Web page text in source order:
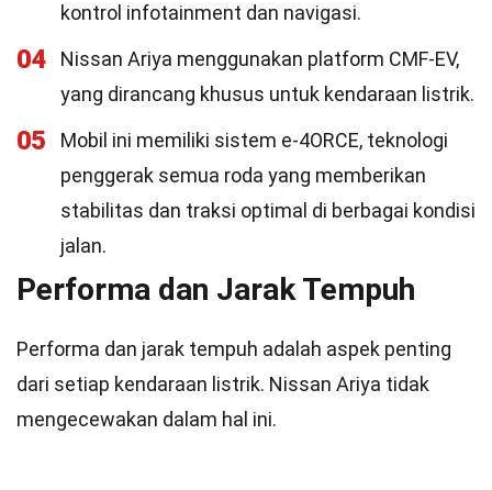
kontrol infotainment dan navigasi.
04
Nissan Ariya menggunakan platform CMF-EV,
yang dirancang khusus untuk kendaraan listrik.
05
Mobil ini memiliki sistem e-4ORCE, teknologi
penggerak semua roda yang memberikan
stabilitas dan traksi optimal di berbagai kondisi
jalan.
Performa dan Jarak Tempuh
Performa dan jarak tempuh adalah aspek penting
dari setiap kendaraan listrik. Nissan Ariya tidak
mengecewakan dalam hal ini.